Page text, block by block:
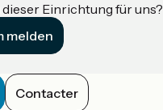
Einrichtung für uns?
melden
Contacter